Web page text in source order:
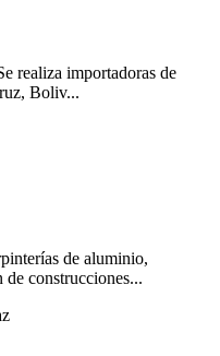
realiza importadoras de
Boliv...
de aluminio,
construcciones...